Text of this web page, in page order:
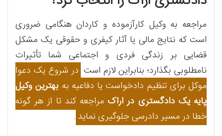
مراجعه به وکیل کارآزموده و کاردان هنگامی ضروری
است که نتایج مالی یا آثار کیفری و حقوقی یک مشکل
قضایی بر زندگی فردی و اجتماعی شما تأثیرات
نامطلوبی بگذارد؛ بنابراین لازم است در شروع یک دعوا
موکل برای تنظیم دادخواست یا دفاعیه به بهترین وکیل
پایه یک دادگستری در اراکمراجعه کند تا از هر گونه
خطا در مسیر دادرسی جلوگیری نماید .